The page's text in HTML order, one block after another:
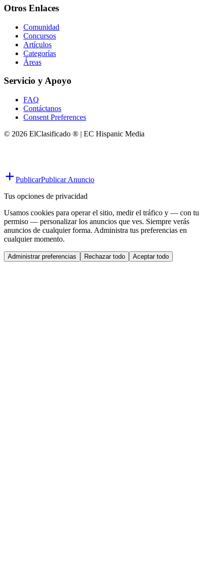
Otros Enlaces
Comunidad
Concursos
Artículos
Categorías
Áreas
Servicio y Apoyo
FAQ
Contáctanos
Consent Preferences
© 2026 ElClasificado ® | EC Hispanic Media
PublicarPublicar Anuncio
Tus opciones de privacidad
Usamos cookies para operar el sitio, medir el tráfico y — con tu
permiso — personalizar los anuncios que ves. Siempre verás
anuncios de cualquier forma. Administra tus preferencias en
cualquier momento.
Administrar preferencias Rechazar todo Aceptar todo